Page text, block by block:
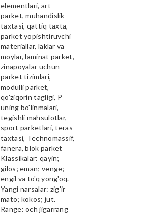
elementlari, art
parket, muhandislik
taxtasi, qattiq taxta,
parket yopishtiruvchi
materiallar, laklar va
moylar, laminat parket,
zinapoyalar uchun
parket tizimlari,
modulli parket,
qo'ziqorin tagligi, P
uning bo'linmalari,
tegishli mahsulotlar,
sport parketlari, teras
taxtasi, Technomassif,
fanera, blok parket
Klassikalar: qayin;
gilos; eman; venge;
engil va to'q yong'oq.
Yangi narsalar: zig'ir
mato; kokos; jut.
Range: och jigarrang